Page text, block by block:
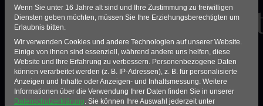
Entdecken Sie unsere kulinarischen Kreationen
im Restaurant Graf Belderbusch auf Schloss Miel
Wenn Sie unter 16 Jahre alt sind und Ihre Zustimmung zu freiwilligen
Diensten geben möchten, müssen Sie Ihre Erziehungsberechtigten um
Erlaubnis bitten.
Wir verwenden Cookies und andere Technologien auf unserer Website.
Einige von ihnen sind essenziell, während andere uns helfen, diese
Website und Ihre Erfahrung zu verbessern. Personenbezogene Daten
können verarbeitet werden (z. B. IP-Adressen), z. B. für personalisierte
Anzeigen und Inhalte oder Anzeigen- und Inhaltsmessung. Weitere
Informationen über die Verwendung Ihrer Daten finden Sie in unserer
Datenschutzerklärung. Sie können Ihre Auswahl jederzeit unter